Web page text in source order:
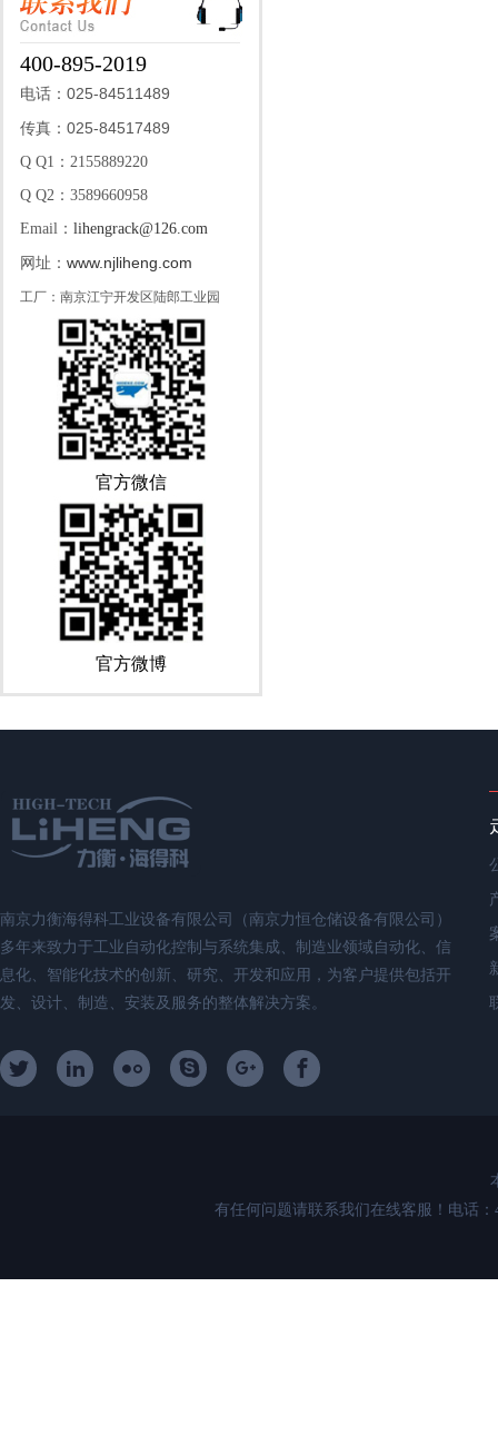
400-895-2019
电话： 025-84511489
传真： 025-84517489
Q Q1：2155889220
Q Q2：3589660958
Email： lihengrack@126.com
网址： www.njliheng.com
工厂：南京江宁开发区陆郎工业园
官方微信
官方微博
南京力衡海得科工业设备有限公司（南京力恒仓储设备有限公司）
多年来致力于工业自动化控制与系统集成、制造业领域自动化、信
息化、智能化技术的创新、研究、开发和应用，为客户提供包括开
发、设计、制造、安装及服务的整体解决方案。
有任何问题请联系我们在线客服！电话：